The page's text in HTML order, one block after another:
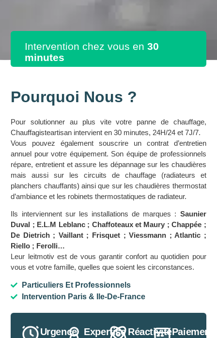
Intervention chez vous en 30
minutes
Pourquoi Nous ?
Pour solutionner au plus vite votre panne de chauffage,
Chauffagisteartisan intervient en 30 minutes, 24H/24 et 7J/7.
Vous pouvez également souscrire un contrat d’entretien
annuel pour votre équipement. Son équipe de professionnels
répare, entretient et assure les dépannage sur les chaudières
mais aussi sur les circuits de chauffage (radiateurs et
planchers chauffants) ainsi que sur les chaudières thermostat
d’ambiance et les robinets thermostatiques de radiateur.
Ils interviennent sur les installations de marques : Saunier
Duval ; E.L.M Leblanc ; Chaffoteaux et Maury ; Chappée ;
De Dietrich ; Vaillant ; Frisquet ; Viessmann ; Atlantic ;
Riello ; Ferolli…
Leur leitmotiv est de vous garantir confort au quotidien pour
vous et votre famille, quelles que soient les circonstances.
Particuliers Et Professionnels
Intervention Paris & Ile-De-France
Urgence Expertise RéactivitéPaiement